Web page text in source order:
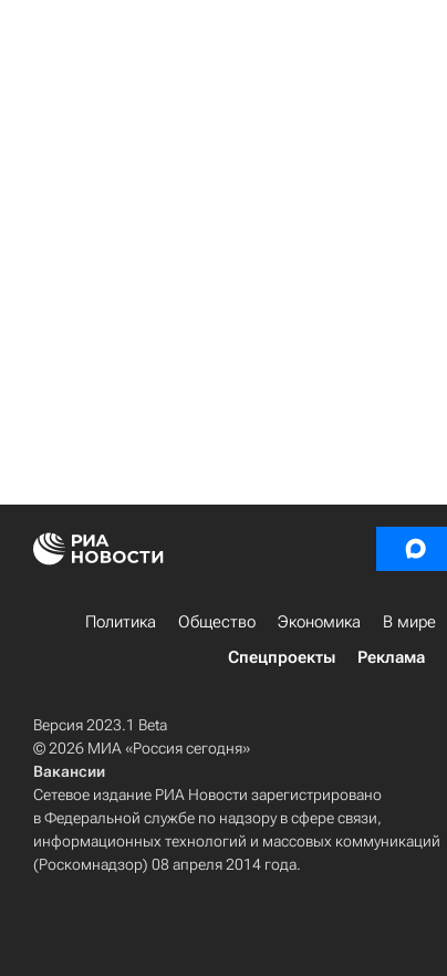
Политика Общество Экономика В мире
Спецпроекты
Реклама
Версия 2023.1 Beta
© 2026 МИА «Россия сегодня»
Вакансии
Сетевое издание РИА Новости зарегистрировано
в Федеральной службе по надзору в сфере связи,
информационных технологий и массовых коммуникаций
(Роскомнадзор) 08 апреля 2014 года.